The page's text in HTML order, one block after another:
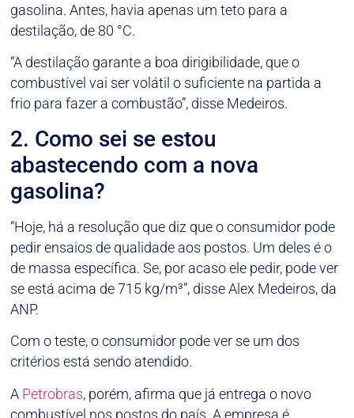
gasolina. Antes, havia apenas um teto para a
destilação, de 80 °C.
“A destilação garante a boa dirigibilidade, que o
combustível vai ser volátil o suficiente na partida a
frio para fazer a combustão”, disse Medeiros.
2. Como sei se estou
abastecendo com a nova
gasolina?
“Hoje, há a resolução que diz que o consumidor pode
pedir ensaios de qualidade aos postos. Um deles é o
de massa específica. Se, por acaso ele pedir, pode ver
se está acima de 715 kg/m³”, disse Alex Medeiros, da
ANP.
Com o teste, o consumidor pode ver se um dos
critérios está sendo atendido.
A Petrobras, porém, afirma que já entrega o novo
combustível nos postos do país. A empresa é